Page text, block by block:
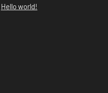
Hello world!